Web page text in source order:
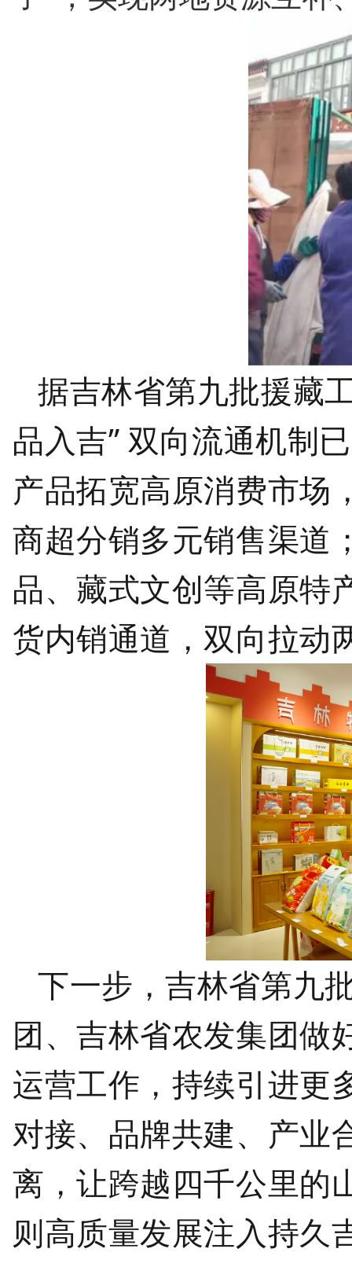
据吉林省第九批援藏
品入吉” 双向流通机制
产品拓宽高原消费市场
商超分销多元销售渠道
品、藏式文创等高原特
货内销通道，双向拉动
下一步，吉林省第九
团、吉林省农发集团做
运营工作 ，持续引进
对接、品牌共建、产业
离，让跨越四千公里的
则高质量发展注入持久